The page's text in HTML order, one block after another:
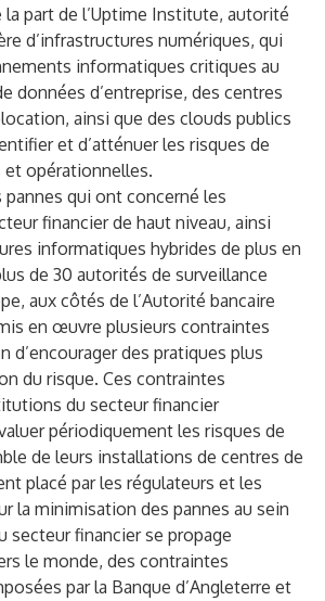
part de l’Uptime Institute, autorité
d’infrastructures numériques, qui
informatiques critiques au
données d’entreprise, des centres
ainsi que des clouds publics
et d’atténuer les risques de
et opérationnelles.
pannes qui ont concerné les
financier de haut niveau, ainsi
informatiques hybrides de plus en
de 30 autorités de surveillance
aux côtés de l’Autorité bancaire
en œuvre plusieurs contraintes
d’encourager des pratiques plus
du risque. Ces contraintes
du secteur financier
périodiquement les risques de
de leurs installations de centres de
placé par les régulateurs et les
la minimisation des pannes au sein
secteur financier se propage
le monde, des contraintes
par la Banque d’Angleterre et